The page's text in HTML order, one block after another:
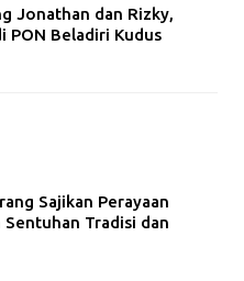
Jonathan dan Rizky,
PON Beladiri Kudus
Sajikan Perayaan
Sentuhan Tradisi dan